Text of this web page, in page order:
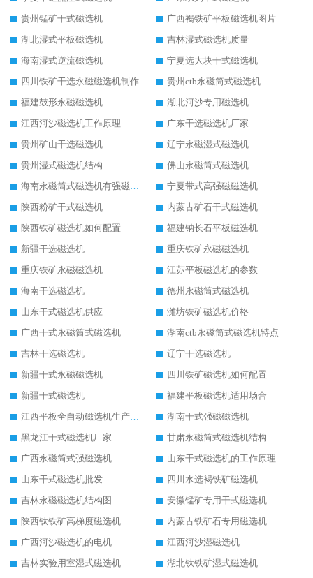
贵州锰矿干式磁选机
广西褐铁矿平板磁选机图片
湖北湿式平板磁选机
吉林湿式磁选机质量
海南湿式逆流磁选机
宁夏选大块干式磁选机
四川铁矿干选永磁磁选机制作
贵州ctb永磁筒式磁选机
福建鼓形永磁磁选机
湖北河沙专用磁选机
江西河沙磁选机工作原理
广东干选磁选机厂家
贵州矿山干选磁选机
辽宁永磁湿式磁选机
贵州湿式磁选机结构
佛山永磁筒式磁选机
海南永磁筒式磁选机有强磁的吗
宁夏带式高强磁磁选机
陕西粉矿干式磁选机
内蒙古矿石干式磁选机
陕西铁矿磁选机如何配置
福建钠长石平板磁选机
新疆干选磁选机
重庆铁矿永磁磁选机
重庆铁矿永磁磁选机
江苏平板磁选机的参数
海南干选磁选机
德州永磁筒式磁选机
山东干式磁选机供应
潍坊铁矿磁选机价格
广西干式永磁筒式磁选机
湖南ctb永磁筒式磁选机特点
吉林干选磁选机
辽宁干选磁选机
新疆干式永磁磁选机
四川铁矿磁选机如何配置
新疆干式磁选机
福建平板磁选机适用场合
江西平板全自动磁选机生产厂家
湖南干式强磁磁选机
黑龙江干式磁选机厂家
甘肃永磁筒式磁选机结构
广西永磁筒式强磁选机
山东干式磁选机的工作原理
山东干式磁选机批发
四川水选褐铁矿磁选机
吉林永磁磁选机结构图
安徽锰矿专用干式磁选机
陕西钛铁矿高梯度磁选机
内蒙古铁矿石专用磁选机
广西河沙磁选机的电机
江西河沙湿磁选机
吉林实验用室湿式磁选机
湖北钛铁矿湿式磁选机